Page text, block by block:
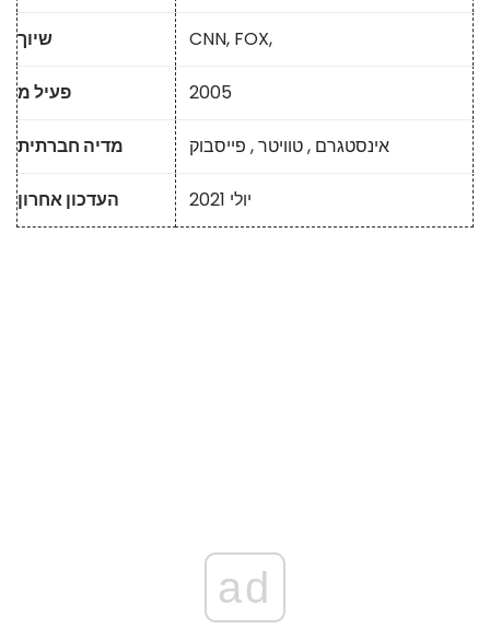
שיוך CNN, FOX,
פעיל מ 2005
מדיה חברתית אינסטגרם ,טוויטר, פייסבוק
העדכון אחרון יולי 2021
ad